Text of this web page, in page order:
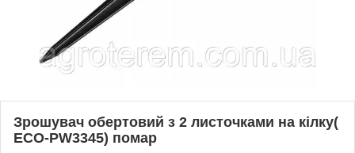
Зрошувач обертовий з 2 листочками на кілку(
ECO-PW3345) помар